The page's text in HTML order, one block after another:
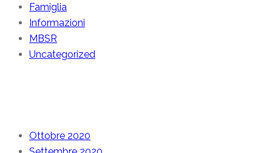
Famiglia
Informazioni
MBSR
Uncategorized
Ottobre 2020